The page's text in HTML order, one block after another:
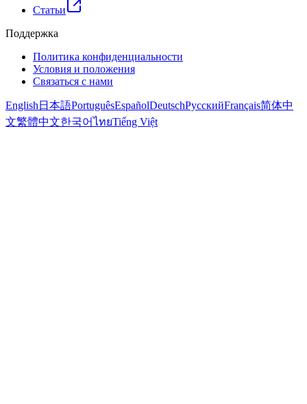
Статьи
Поддержка
Политика конфиденциальности
Условия и положения
Связаться с нами
English 日本語PortuguêsEspañolDeutschРусскийFrançais简体中
文繁體中文한국어ไทยTiếng Việt